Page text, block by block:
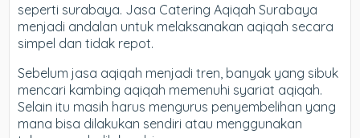
seperti surabaya. Jasa Catering Aqiqah Surabaya
menjadi andalan untuk melaksanakan aqiqah secara
simpel dan tidak repot.
Sebelum jasa aqiqah menjadi tren, banyak yang sibuk
mencari kambing aqiqah memenuhi syariat aqiqah.
Selain itu masih harus mengurus penyembelihan yang
mana bisa dilakukan sendiri atau menggunakan